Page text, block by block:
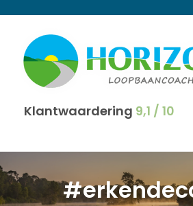
Klantwaardering 9,1 / 10